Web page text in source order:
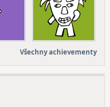
Všechny achievementy